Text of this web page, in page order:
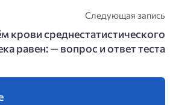
Следующая запись
крови среднестатистического
равен: — вопрос и ответ теста